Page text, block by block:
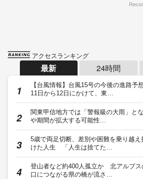
アクセスランキング
最新 24時間
【台風情報】台風15号の今後の進路予
11日から12日にかけて、東…
関東甲信地方では「警報級の大雨」と
や期間が拡大する可能性…
5歳で両足切断、差別や困難を乗り越え
けた人生 「人生は捨てた…
登山者など約400人孤立か 北アルプス
口につながる県の橋が流さ…